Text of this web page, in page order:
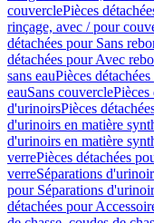
couverclePièces
rinçage, avec / pour
détachées pour Sans
détachées pour Avec
sans eauPièces
eauSans couverclePièces
d'urinoirsPièces
d'urinoirs en matière
d'urinoirs en matière
verrePièces détachées
verreSéparations
pour Séparations
détachées pour